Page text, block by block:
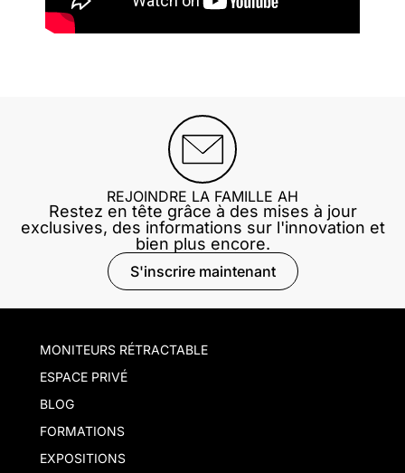
REJOINDRE LA FAMILLE AH
Restez en tête grâce à des mises à jour
exclusives, des informations sur l'innovation et
bien plus encore.
S'inscrire maintenant
MONITEURS RÉTRACTABLE
ESPACE PRIVÉ
BLOG
FORMATIONS
EXPOSITIONS